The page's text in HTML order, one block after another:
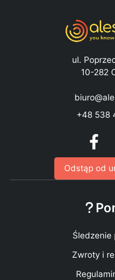
ul.
10-282
+48 538
Odstąp od
Śledzenie
Zwroty i